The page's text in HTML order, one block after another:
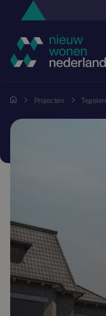
Projecten Tegelen